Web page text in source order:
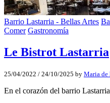
Barrio Lastarria - Bellas Artes
Comer Gastronomía
Le Bistrot Lastarria
25/04/2022 / 24/10/2025 by Maria de
En el corazón del barrio